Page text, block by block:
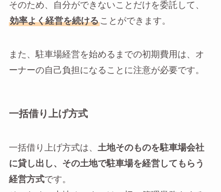
そのため、自分ができないことだけを委託して、
効率よく経営を続けることができます。
また、駐車場経営を始めるまでの初期費用は、オ
ーナーの自己負担になることに注意が必要です。
一括借り上げ方式
一括借り上げ方式は、
土地そのものを駐車場会社
に貸し出し、その土地で駐車場を経営してもらう
経営方式です。